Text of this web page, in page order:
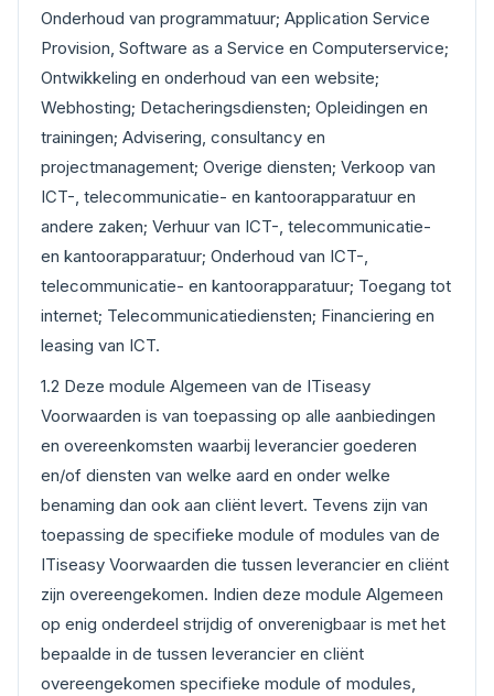
Onderhoud van programmatuur; Application Service
Provision, Software as a Service en Computerservice;
Ontwikkeling en onderhoud van een website;
Webhosting; Detacheringsdiensten; Opleidingen en
trainingen; Advisering, consultancy en
projectmanagement; Overige diensten; Verkoop van
ICT-, telecommunicatie- en kantoorapparatuur en
andere zaken; Verhuur van ICT-, telecommunicatie-
en kantoorapparatuur; Onderhoud van ICT-,
telecommunicatie- en kantoorapparatuur; Toegang tot
internet; Telecommunicatiediensten; Financiering en
leasing van ICT.
1.2 Deze module Algemeen van de ITiseasy
Voorwaarden is van toepassing op alle aanbiedingen
en overeenkomsten waarbij leverancier goederen
en/of diensten van welke aard en onder welke
benaming dan ook aan cliënt levert. Tevens zijn van
toepassing de specifieke module of modules van de
ITiseasy Voorwaarden die tussen leverancier en cliënt
zijn overeengekomen. Indien deze module Algemeen
op enig onderdeel strijdig of onverenigbaar is met het
bepaalde in de tussen leverancier en cliënt
overeengekomen specifieke module of modules,